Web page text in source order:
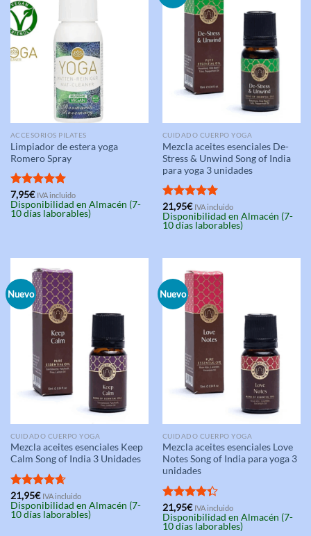
ACCESORIOS PILATES
Limpiador de estera yoga
Romero Spray
Valorado
con5.00
de 5
7,95€ IVA incluido
Disponibilidad en Almacén (7-
10 días laborables)
CUIDADO CUERPO YOGA
Mezcla aceites esenciales De-
Stress & Unwind Song of India
para yoga 3 unidades
Valorado
con5.00
de 5
21,95€ IVA incluido
Disponibilidad en Almacén (7-
10 días laborables)
Nuevo
CUIDADO CUERPO YOGA
Mezcla aceites esenciales Keep
Calm Song of India 3 Unidades
Valorado
con4.67
de 5
21,95€ IVA incluido
Disponibilidad en Almacén (7-
10 días laborables)
Nuevo
CUIDADO CUERPO YOGA
Mezcla aceites esenciales Love
Notes Song of India para yoga 3
unidades
Valorado
con4.33
de 5
21,95€ IVA incluido
Disponibilidad en Almacén (7-
10 días laborables)